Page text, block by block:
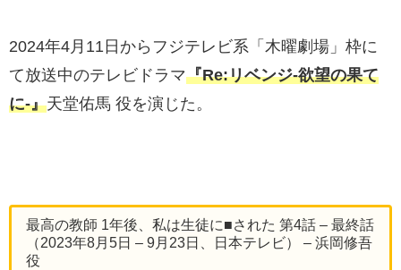
2024年4月11日からフジテレビ系「木曜劇場」枠に
て放送中のテレビドラマ『Re:リベンジ-欲望の果て
に-』天堂佑馬 役を演じた。
最高の教師 1年後、私は生徒に■された 第4話 – 最終話
（2023年8月5日 – 9月23日、日本テレビ） – 浜岡修吾
役